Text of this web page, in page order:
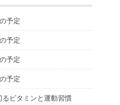
予定
予定
予定
予定
ビタミンと運動習慣